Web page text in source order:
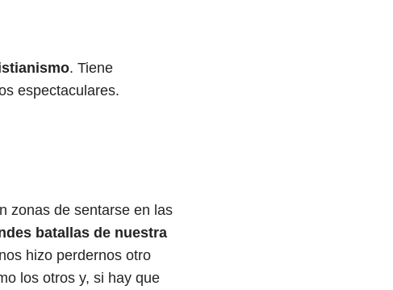
. Tiene
espectaculares.
zonas de sentarse en las
batallas de nuestra
hizo perdernos otro
los otros y, si hay que